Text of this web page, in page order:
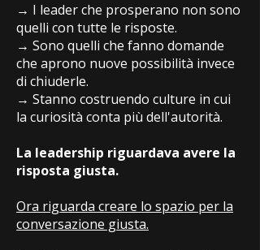
→ I leader che prosperano non sono
quelli con tutte le risposte.
→ Sono quelli che fanno domande
che aprono nuove possibilità invece
di chiuderle.
→ Stanno costruendo culture in cui
la curiosità conta più dell'autorità.
La leadership riguardava avere la
risposta giusta.
Ora riguarda creare lo spazio per la
conversazione giusta.